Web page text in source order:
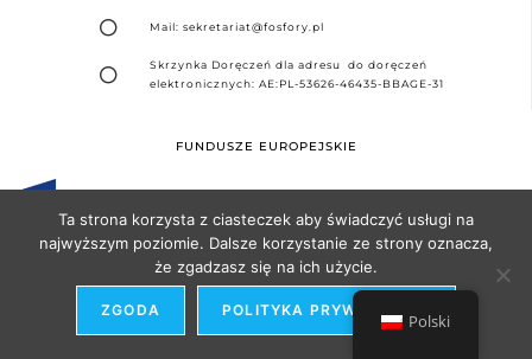
Mail: sekretariat@fosfory.pl
Skrzynka Doręczeń dla adresu do doręczeń
elektronicznych: AE:PL-53626-46435-BBAGE-31
FUNDUSZE EUROPEJSKIE
Projekt i realizacja - Agencja Seo Partner
Polski
Ta strona korzysta z ciasteczek aby świadczyć usługi na
najwyższym poziomie. Dalsze korzystanie ze strony oznacza,
że zgadzasz się na ich użycie.
ZGODA POLITYKA PRYWATNOŚCI